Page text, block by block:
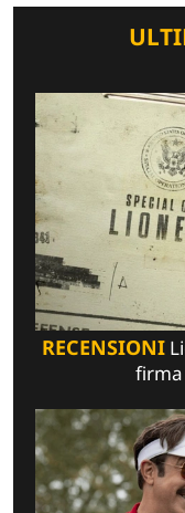
RECENSIONI
firma